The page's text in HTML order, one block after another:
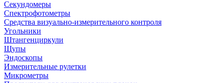
Секундомеры
Спектрофотометры
Средства визуально-измерительного контроля
Угольники
Штангенциркули
Щупы
Эндоскопы
Измерительные рулетки
Микрометры